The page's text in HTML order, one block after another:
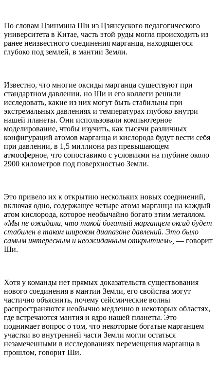
По словам Цзинмина Ши из Цзянсуского педагогического
университета в Китае, часть этой руды могла происходить из
ранее неизвестного соединения марганца, находящегося
глубоко под землей, в мантии Земли.
Известно, что многие оксиды марганца существуют при
стандартном давлении, но Ши и его коллеги решили
исследовать, какие из них могут быть стабильны при
экстремальных давлениях и температурах глубоко внутри
нашей планеты. Они использовали компьютерное
моделирование, чтобы изучить, как тысячи различных
конфигураций атомов марганца и кислорода будут вести себя
при давлении, в 1,5 миллиона раз превышающем
атмосферное, что сопоставимо с условиями на глубине около
2900 километров под поверхностью Земли.
Это привело их к открытию нескольких новых соединений,
включая одно, содержащее четыре атома марганца на каждый
атом кислорода, которое необычайно богато этим металлом.
«Мы не ожидали, что такой богатый марганцем оксид будет
стабилен в таком широком диапазоне давлений. Это было
самым интересным и неожиданным открытием», — говорит
Ши.
Хотя у команды нет прямых доказательств существования
нового соединения в мантии Земли, его свойства могут
частично объяснить, почему сейсмические волны
распространяются необычно медленно в некоторых областях,
где встречаются мантия и ядро нашей планеты. Это
поднимает вопрос о том, что некоторые богатые марганцем
участки во внутренней части Земли могли остаться
незамеченными в исследованиях перемещения марганца в
прошлом, говорит Ши.